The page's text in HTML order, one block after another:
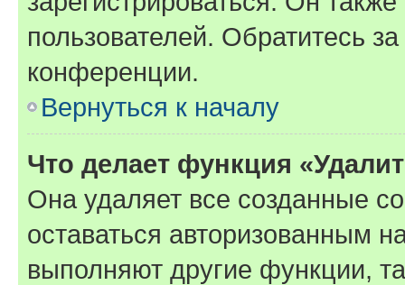
пользователей. Обратитесь
конференции.
Вернуться к началу
Что делает функция
Она удаляет все созданные
оставаться авторизованным
выполняют другие функции,